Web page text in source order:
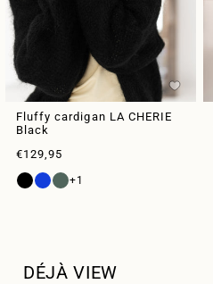
Fluffy cardigan LA CHERIE
Black
Sale price
€129,95
+1
DÉJÀ VIEW